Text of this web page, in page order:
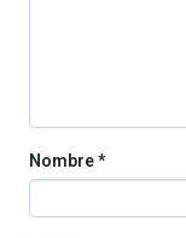
Nombre*